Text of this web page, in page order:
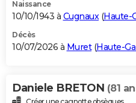
Naissance
10/10/1943 à Cugnaux(Haute-
Décès
10/07/2026 à Muret(Haute-
Daniele BRETON (81